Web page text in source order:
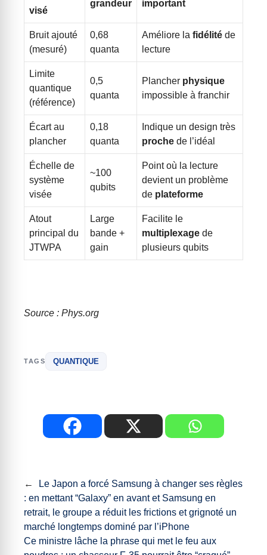
visé
grandeur
important
Bruit ajouté
(mesuré)
0,68
quanta
Améliore la fidélité de
lecture
Limite
quantique
(référence)
0,5
quanta
Plancher physique
impossible à franchir
Écart au
plancher
0,18
quanta
Indique un design très
proche de l’idéal
Échelle de
système
visée
~100
qubits
Point où la lecture
devient un problème
de plateforme
Atout
principal du
JTWPA
Large
bande +
gain
Facilite le
multiplexage de
plusieurs qubits
Source : Phys.org
TAGS QUANTIQUE
←
Le Japon a forcé Samsung à changer ses règles
: en mettant “Galaxy” en avant et Samsung en
retrait, le groupe a réduit les frictions et grignoté un
marché longtemps dominé par l’iPhone
Ce ministre lâche la phrase qui met le feu aux